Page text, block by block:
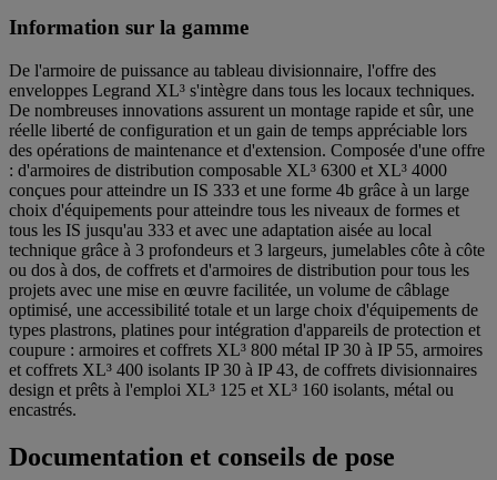
Information sur la gamme
De l'armoire de puissance au tableau divisionnaire, l'offre des
enveloppes Legrand XL³ s'intègre dans tous les locaux techniques.
De nombreuses innovations assurent un montage rapide et sûr, une
réelle liberté de configuration et un gain de temps appréciable lors
des opérations de maintenance et d'extension. Composée d'une offre
: d'armoires de distribution composable XL³ 6300 et XL³ 4000
conçues pour atteindre un IS 333 et une forme 4b grâce à un large
choix d'équipements pour atteindre tous les niveaux de formes et
tous les IS jusqu'au 333 et avec une adaptation aisée au local
technique grâce à 3 profondeurs et 3 largeurs, jumelables côte à côte
ou dos à dos, de coffrets et d'armoires de distribution pour tous les
projets avec une mise en œuvre facilitée, un volume de câblage
optimisé, une accessibilité totale et un large choix d'équipements de
types plastrons, platines pour intégration d'appareils de protection et
coupure : armoires et coffrets XL³ 800 métal IP 30 à IP 55, armoires
et coffrets XL³ 400 isolants IP 30 à IP 43, de coffrets divisionnaires
design et prêts à l'emploi XL³ 125 et XL³ 160 isolants, métal ou
encastrés.
Documentation et conseils de pose